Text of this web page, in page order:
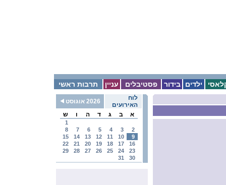
תרבות ראשי עניין פסטיבלים בידור ילדים
לוח
האירועים
2026 אוגוסט
א
ב ג ד ה ו ש
1
2
3
4
5
6
7
8
9
10
11
12
13
14
15
16
17
18
19
20
21
22
23
24
25
26
27
28
29
30
31